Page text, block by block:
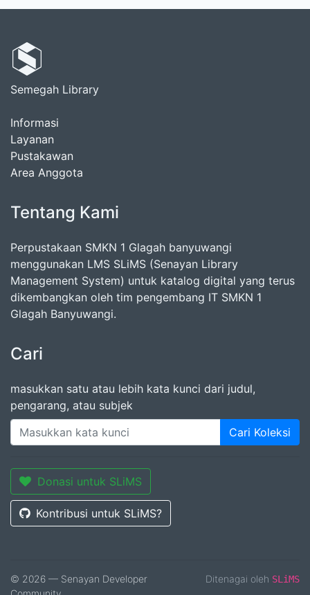
Semegah Library
Informasi
Layanan
Pustakawan
Area Anggota
Tentang Kami
Perpustakaan SMKN 1 Glagah banyuwangi
menggunakan LMS SLiMS (Senayan Library
Management System) untuk katalog digital yang terus
dikembangkan oleh tim pengembang IT SMKN 1
Glagah Banyuwangi.
Cari
masukkan satu atau lebih kata kunci dari judul,
pengarang, atau subjek
Cari Koleksi
Donasi untuk SLiMS
Kontribusi untuk SLiMS?
© 2026 — Senayan Developer
Ditenagai oleh SLiMS